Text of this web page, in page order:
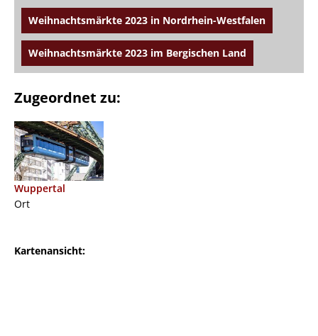
Weihnachtsmärkte 2023 in Nordrhein-Westfalen
Weihnachtsmärkte 2023 im Bergischen Land
Zugeordnet zu:
Wuppertal
Ort
Kartenansicht: